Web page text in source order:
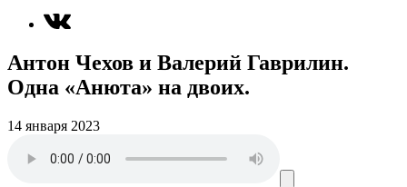
Антон Чехов и Валерий Гаврилин.
Одна «Анюта» на двоих.
14 января 2023